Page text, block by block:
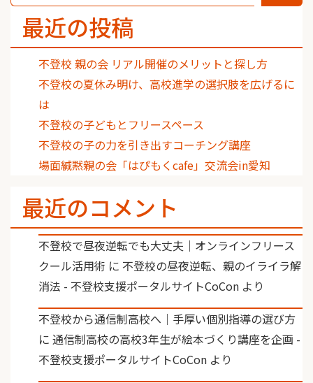
最近の投稿
不登校 親の会 リアル開催のメリットと探し方
不登校の夏休み明け、高校進学の選択肢を広げるに
は
不登校の子どもとフリースペース
不登校の子の力を引き出すコーチング講座
場面緘黙親の会「はぴもくcafe」交流会in愛知
最近のコメント
不登校で昼夜逆転でも大丈夫｜オンラインフリース
クール活用術 に 不登校の昼夜逆転、親のイライラ解
消法 - 不登校支援ポータルサイトCoCon より
不登校から通信制高校へ｜手厚い個別指導の選び方
に 通信制高校の高校3年生が絵本づくり講座を企画 -
不登校支援ポータルサイトCoCon より